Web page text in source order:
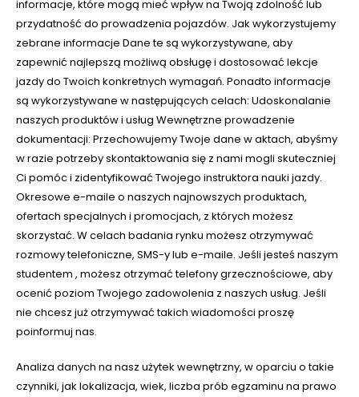
informacje, które mogą mieć wpływ na Twoją zdolność lub
przydatność do prowadzenia pojazdów. Jak wykorzystujemy
zebrane informacje Dane te są wykorzystywane, aby
zapewnić najlepszą możliwą obsługę i dostosować lekcje
jazdy do Twoich konkretnych wymagań. Ponadto informacje
są wykorzystywane w następujących celach: Udoskonalanie
naszych produktów i usług Wewnętrzne prowadzenie
dokumentacji: Przechowujemy Twoje dane w aktach, abyśmy
w razie potrzeby skontaktowania się z nami mogli skuteczniej
Ci pomóc i zidentyfikować Twojego instruktora nauki jazdy.
Okresowe e-maile o naszych najnowszych produktach,
ofertach specjalnych i promocjach, z których możesz
skorzystać. W celach badania rynku możesz otrzymywać
rozmowy telefoniczne, SMS-y lub e-maile. Jeśli jesteś naszym
studentem , możesz otrzymać telefony grzecznościowe, aby
ocenić poziom Twojego zadowolenia z naszych usług. Jeśli
nie chcesz już otrzymywać takich wiadomości proszę
poinformuj nas.
Analiza danych na nasz użytek wewnętrzny, w oparciu o takie
czynniki, jak lokalizacja, wiek, liczba prób egzaminu na prawo